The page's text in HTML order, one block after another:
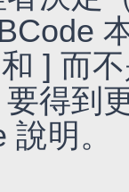
] 而
得到
明。